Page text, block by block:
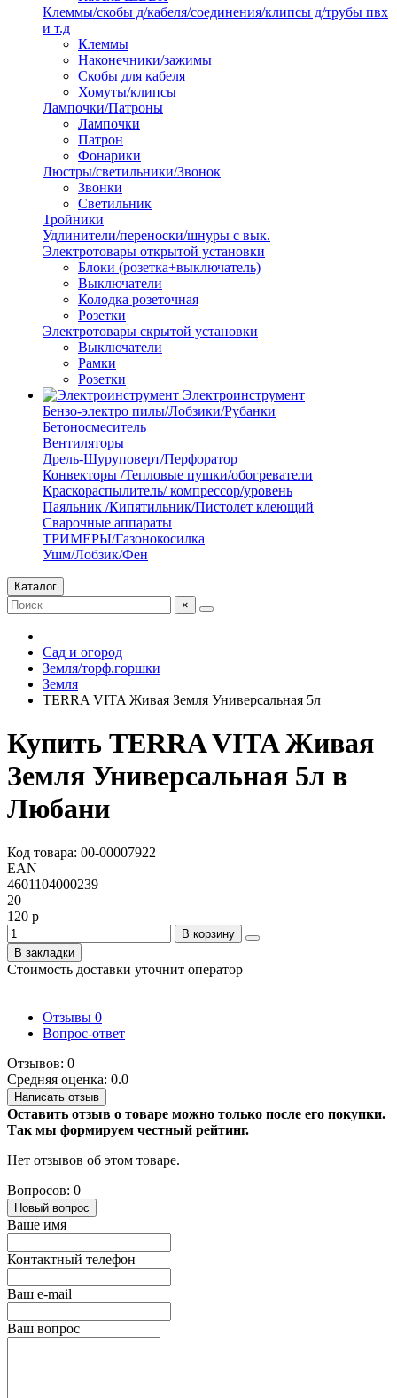
Клеммы/скобы д/кабеля/соединения/клипсы д/трубы пвх
и т.д
Клеммы
Наконечники/зажимы
Скобы для кабеля
Хомуты/клипсы
Лампочки/Патроны
Лампочки
Патрон
Фонарики
Люстры/светильники/Звонок
Звонки
Светильник
Тройники
Удлинители/переноски/шнуры с вык.
Электротовары открытой установки
Блоки (розетка+выключатель)
Выключатели
Колодка розеточная
Розетки
Электротовары скрытой установки
Выключатели
Рамки
Розетки
Электроинструмент
Бензо-электро пилы/Лобзики/Рубанки
Бетоносмеситель
Вентиляторы
Дрель-Шуруповерт/Перфоратор
Конвекторы /Тепловые пушки/обогреватели
Краскораспылитель/ компрессор/уровень
Паяльник /Кипятильник/Пистолет клеющий
Сварочные аппараты
ТРИМЕРЫ/Газонокосилка
Ушм/Лобзик/Фен
Каталог
×
Сад и огород
Земля/торф.горшки
Земля
TERRA VITA Живая Земля Универсальная 5л
Купить TERRA VITA Живая
Земля Универсальная 5л в
Любани
Код товара: 00-00007922
EAN
4601104000239
20
120 р
В корзину
В закладки
Стоимость доставки уточнит оператор
Отзывы 0
Вопрос-ответ
Отзывов: 0
Средняя оценка: 0.0
Написать отзыв
Оставить отзыв о товаре можно только после его покупки.
Так мы формируем честный рейтинг.
Нет отзывов об этом товаре.
Вопросов: 0
Новый вопрос
Ваше имя
Контактный телефон
Ваш e-mail
Ваш вопрос